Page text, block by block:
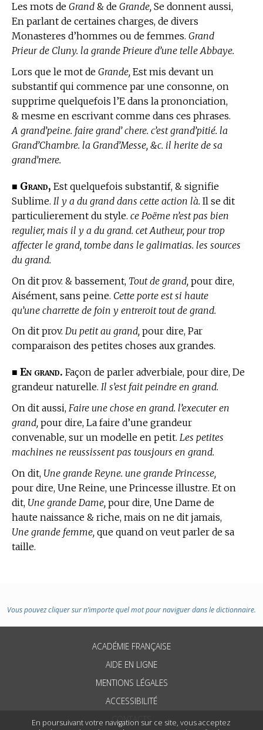
En poursuivant votre navigation sur ce site, vous acceptez
Les mots de Grand & de Grande, Se donnent aussi,
En parlant de certaines charges, de divers
Monasteres d’hommes ou de femmes. Grand
Prieur de Cluny. la grande Prieure d’une telle Abbaye.
Lors que le mot de Grande, Est mis devant un
substantif qui commence par une consonne, on
supprime quelquefois l’E dans la prononciation,
& mesme en escrivant comme dans ces phrases.
A grand’peine. faire grand’ chere. c’est grand’pitié. la
Grand’Chambre. la Grand’Messe, &c. il herite de sa
grand’mere.
■ Grand, Est quelquefois substantif, & signifie
Sublime. Il y a du grand dans cette action là. Il se dit
particulierement du style. ce Poëme n’est pas bien
regulier, mais il y a du grand. cet Autheur, pour trop
affecter le grand, tombe dans le galimatias. les sources
du grand.
On dit prov. & bassement, Tout de grand, pour dire,
Aisément, sans peine. Cette porte est si haute
qu’une charrette de foin y entreroit tout de grand.
On dit prov. Du petit au grand, pour dire, Par
comparaison des petites choses aux grandes.
■ En grand. Façon de parler adverbiale, pour dire, De
grandeur naturelle. Il s’est fait peindre en grand.
On dit aussi, Faire une chose en grand. l’executer en
grand, pour dire, La faire d’une grandeur
convenable, sur un modelle en petit. Les petites
machines ne reussissent pas tousjours en grand.
On dit, Une grande Reyne. une grande Princesse,
pour dire, Une Reine, une Princesse illustre. Et on
dit, Une grande Dame, pour dire, Une Dame de
haute naissance & riche, mais on ne dit jamais,
Une grande femme, que quand on veut parler de sa
taille.
Vous pouvez cliquer sur n’importe quel mot pour naviguer dans le dictionnaire.
ACADÉMIE FRANÇAISE
AIDE EN LIGNE
MENTIONS LÉGALES
ACCESSIBILITÉ
CONTACTS